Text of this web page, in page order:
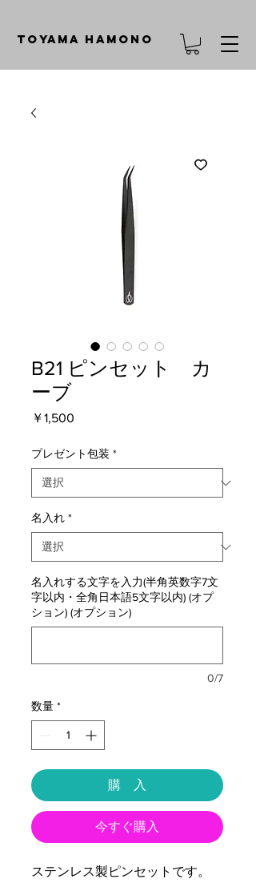
TOYAMA HAMONO
B21 ピンセット カ
ーブ
￥1,500
プレゼント包装 *
名入れ *
名入れする文字を入力(半角英数字7文
字以内・全角日本語5文字以内) (オプ
ション) (オプション)
0/7
数量 *
購 入
今すぐ購入
ステンレス製ピンセットです。